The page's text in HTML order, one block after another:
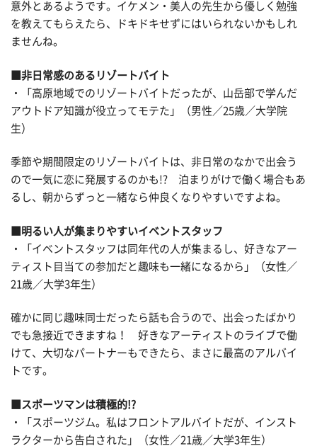
意外とあるようです。イケメン・美人の先生から優しく勉強
を教えてもらえたら、ドキドキせずにはいられないかもしれ
ませんね。
■非日常感のあるリゾートバイト
・「高原地域でのリゾートバイトだったが、山岳部で学んだ
アウトドア知識が役立ってモテた」（男性／25歳／大学院
生）
季節や期間限定のリゾートバイトは、非日常のなかで出会う
ので一気に恋に発展するのかも!? 泊まりがけで働く場合もあ
るし、朝からずっと一緒なら仲良くなりやすいですよね。
■明るい人が集まりやすいイベントスタッフ
・「イベントスタッフは同年代の人が集まるし、好きなアー
ティスト目当ての参加だと趣味も一緒になるから」（女性／
21歳／大学3年生）
確かに同じ趣味同士だったら話も合うので、出会ったばかり
でも急接近できますね！ 好きなアーティストのライブで働
けて、大切なパートナーもできたら、まさに最高のアルバイ
トです。
■スポーツマンは積極的!?
・「スポーツジム。私はフロントアルバイトだが、インスト
ラクターから告白された」（女性／21歳／大学3年生）